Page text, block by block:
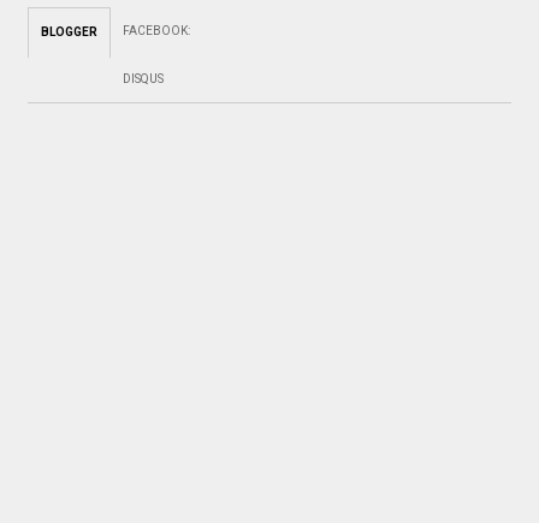
BLOGGER FACEBOOK:
DISQUS